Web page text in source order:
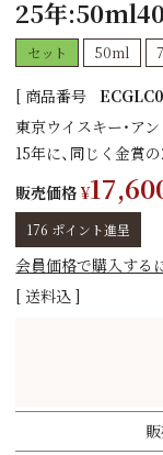
25年
セット 50ml
商品番号
東京ウイスキー・ア
15年に、同じく金賞
販売価格 ¥
176 ポイント進呈
会員価格で購入する
送料込